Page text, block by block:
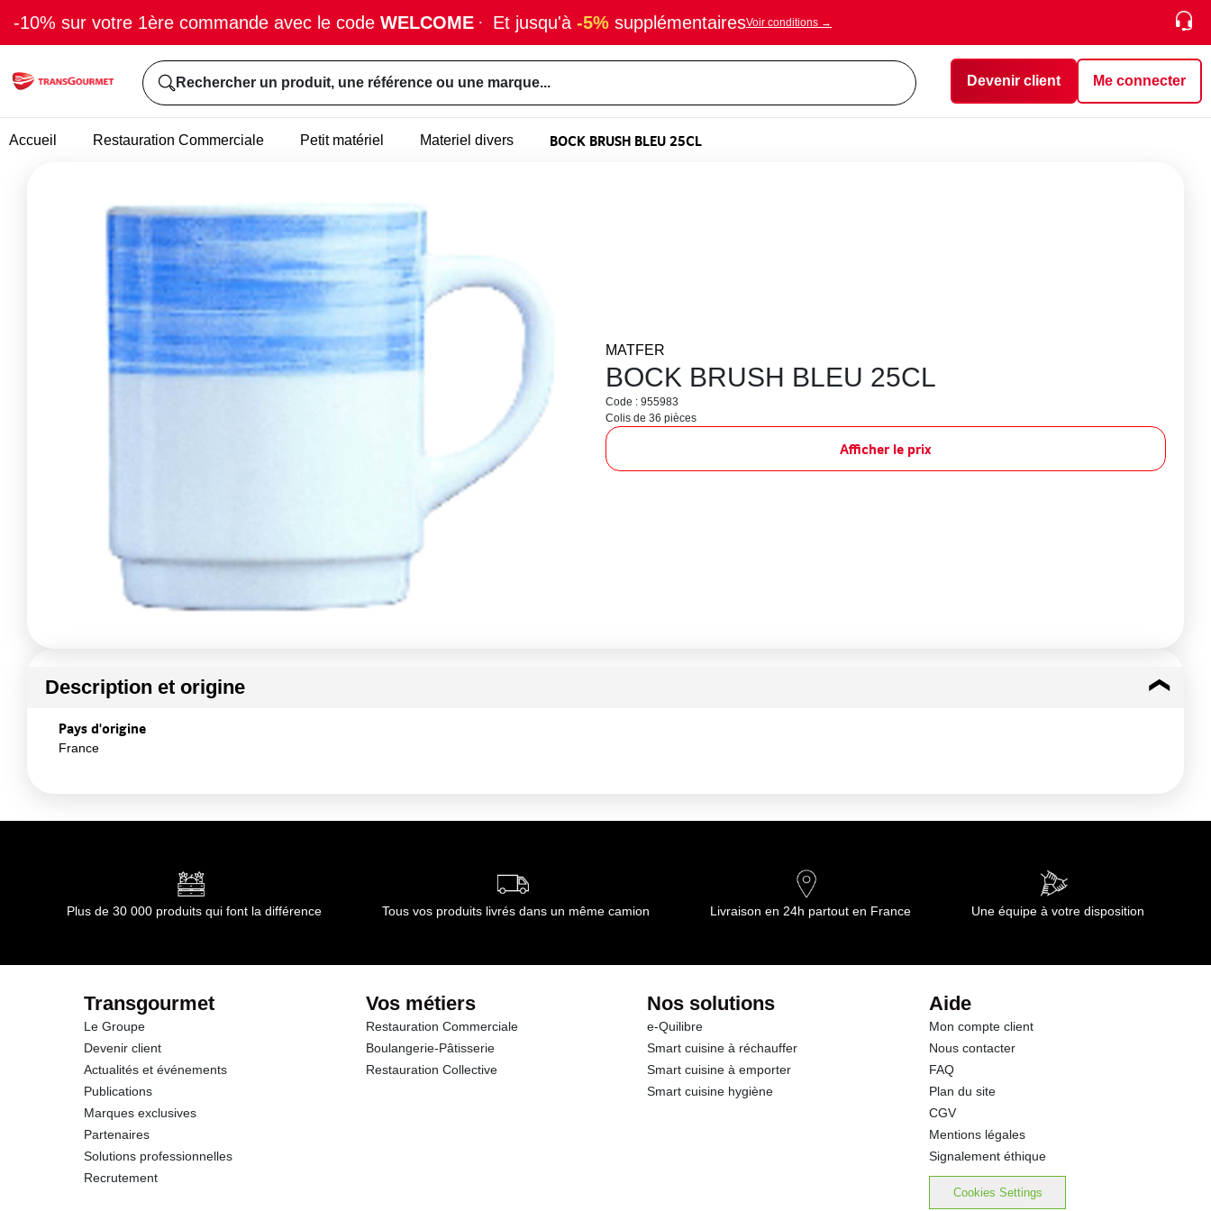
-10% sur votre 1ère commande avec le code WELCOME · Et jusqu'à -5% supplémentairesVoir conditions →
Rechercher un produit, une référence ou une marque... Devenir client Me connecter
Accueil Restauration Commerciale Petit matériel Materiel divers BOCK BRUSH BLEU 25CL
MATFER
BOCK BRUSH BLEU 25CL
Code : 955983
Colis de 36 pièces
Afficher le prix
Description et origine
Pays d'origine
France
Plus de 30 000 produits qui font la différence Tous vos produits livrés dans un même camion Livraison en 24h partout en France Une équipe à votre disposition
Transgourmet
Le Groupe
Devenir client
Actualités et événements
Publications
Marques exclusives
Partenaires
Solutions professionnelles
Recrutement
Vos métiers
Restauration Commerciale
Boulangerie-Pâtisserie
Restauration Collective
Nos solutions
e-Quilibre
Smart cuisine à réchauffer
Smart cuisine à emporter
Smart cuisine hygiène
Aide
Mon compte client
Nous contacter
FAQ
Plan du site
CGV
Mentions légales
Signalement éthique
Cookies Settings